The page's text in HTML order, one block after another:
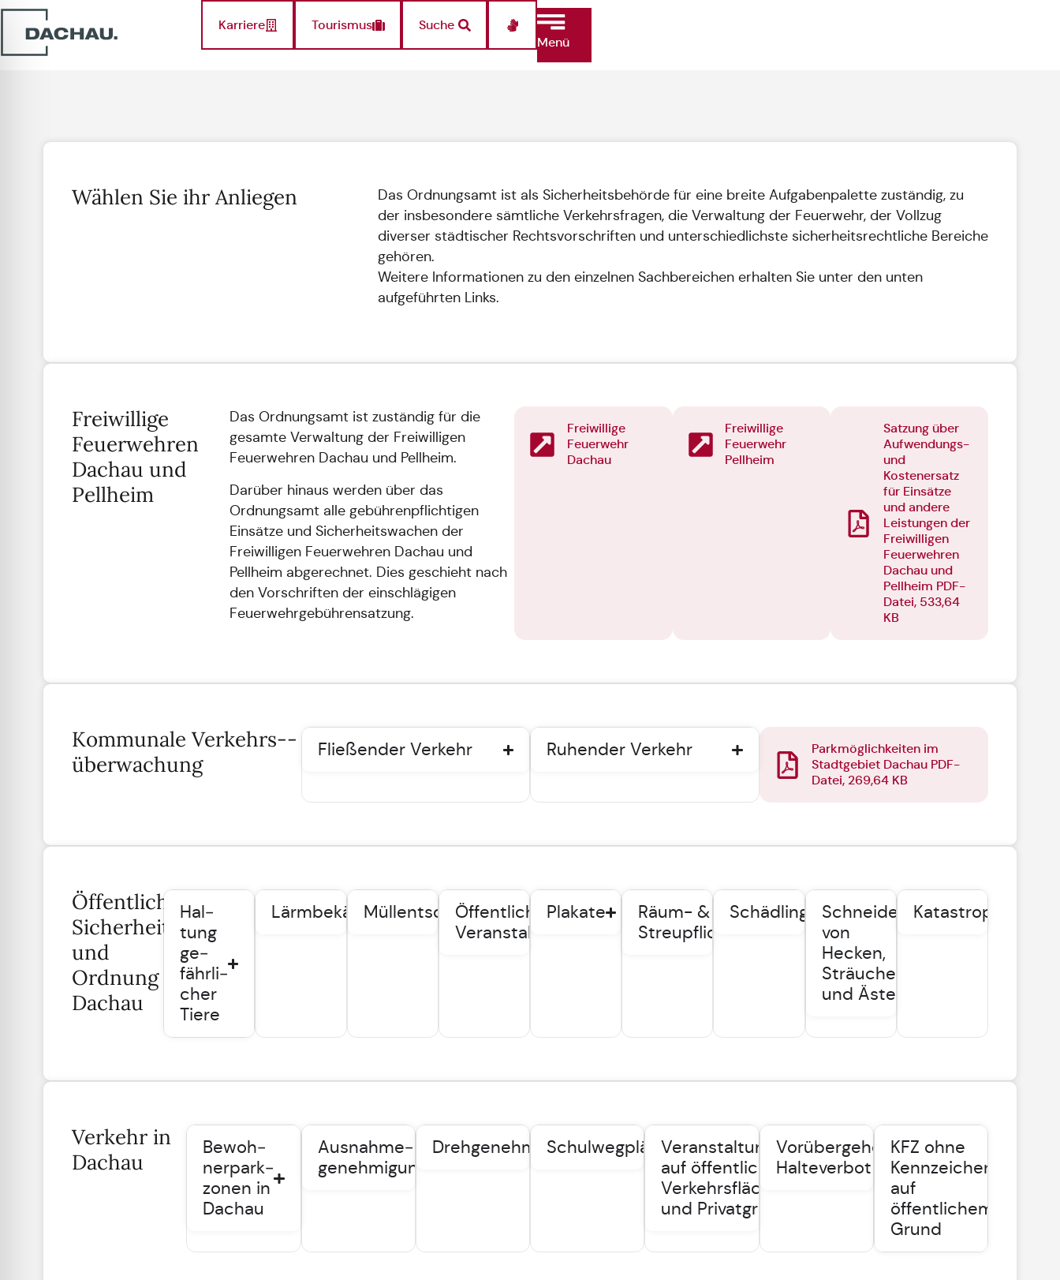
Karriere Tourismus
Suche
Menü
Wählen Sie ihr Anliegen
Das Ordnungsamt ist als Sicherheitsbehörde für eine breite Aufgabenpalette zuständig, zu
der insbesondere sämtliche Verkehrsfragen, die Verwaltung der Feuerwehr, der Vollzug
diverser städtischer Rechtsvorschriften und unterschiedlichste sicherheitsrechtliche Bereiche
gehören.
Weitere Informationen zu den einzelnen Sachbereichen erhalten Sie unter den unten
aufgeführten Links.
Freiwillige
Feuerwehren
Dachau und
Pellheim
Das Ordnungsamt ist zuständig für die
gesamte Verwaltung der Freiwilligen
Feuerwehren Dachau und Pellheim.
Darüber hinaus werden über das
Ordnungsamt alle gebührenpflichtigen
Einsätze und Sicherheitswachen der
Freiwilligen Feuerwehren Dachau und
Pellheim abgerechnet. Dies geschieht nach
den Vorschriften der einschlägigen
Feuerwehrgebührensatzung.
Freiwillige
Feuerwehr
Dachau
Freiwillige
Feuerwehr
Pellheim
Satzung über
Aufwendungs-
und
Kostenersatz
für Einsätze
und andere
Leistungen der
Freiwilligen
Feuerwehren
Dachau und
Pellheim PDF-
Datei, 533,64
KB
Kommunale Verkehrs-­
überwachung
Fließender Verkehr Ruhender Verkehr
Parkmöglichkeiten im
Stadtgebiet Dachau PDF-
Datei, 269,64 KB
Öffentliche
Sicherheit
und
Ordnung
Dachau
Hal­
tung
ge­
fähr­li­
cher
Tiere
LärmbekämpfungMüllentsorgungÖffentliche
Veranstaltungen
Plakate
Räum- &
Streupflicht
Schädlingsbekämpfung
Schneiden
von
Hecken,
Sträuchern
und Ästen
Verkehr in
Dachau
Be­woh­
ner­park­
zo­nen in
Dach­au
Ausnahme­
genehmigungen
DrehgenehmigungenSchulwegpläneVeranstaltungen
auf öffentlichen
Verkehrsflächen
und Privatgrund
Vorübergehendes
Halteverbot
KFZ ohne
Kennzeichen
auf
öffentlichem
Grund